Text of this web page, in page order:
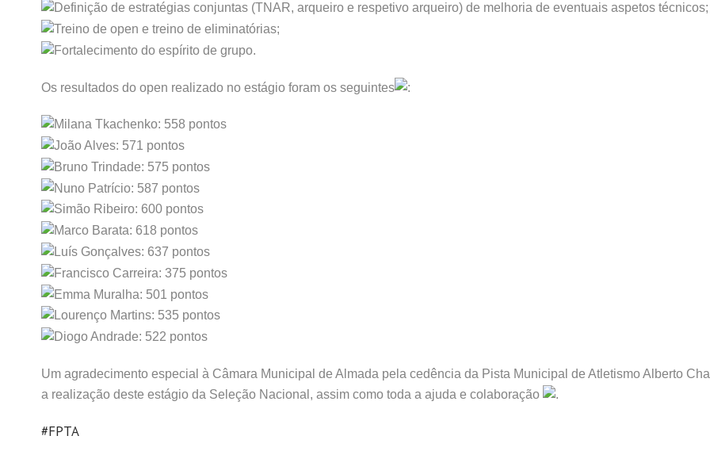
Definição de estratégias conjuntas (TNAR, arqueiro e respetivo arqueiro) de melhoria de eventuais aspetos técnicos;
Treino de open e treino de eliminatórias;
Fortalecimento do espírito de grupo.
Os resultados do open realizado no estágio foram os seguintes :
Milana Tkachenko: 558 pontos
João Alves: 571 pontos
Bruno Trindade: 575 pontos
Nuno Patrício: 587 pontos
Simão Ribeiro: 600 pontos
Marco Barata: 618 pontos
Luís Gonçalves: 637 pontos
Francisco Carreira: 375 pontos
Emma Muralha: 501 pontos
Lourenço Martins: 535 pontos
Diogo Andrade: 522 pontos
Um agradecimento especial à Câmara Municipal de Almada pela cedência da Pista Municipal de Atletismo Alberto
a realização deste estágio da Seleção Nacional, assim como toda a ajuda e colaboração
.
#FPTA